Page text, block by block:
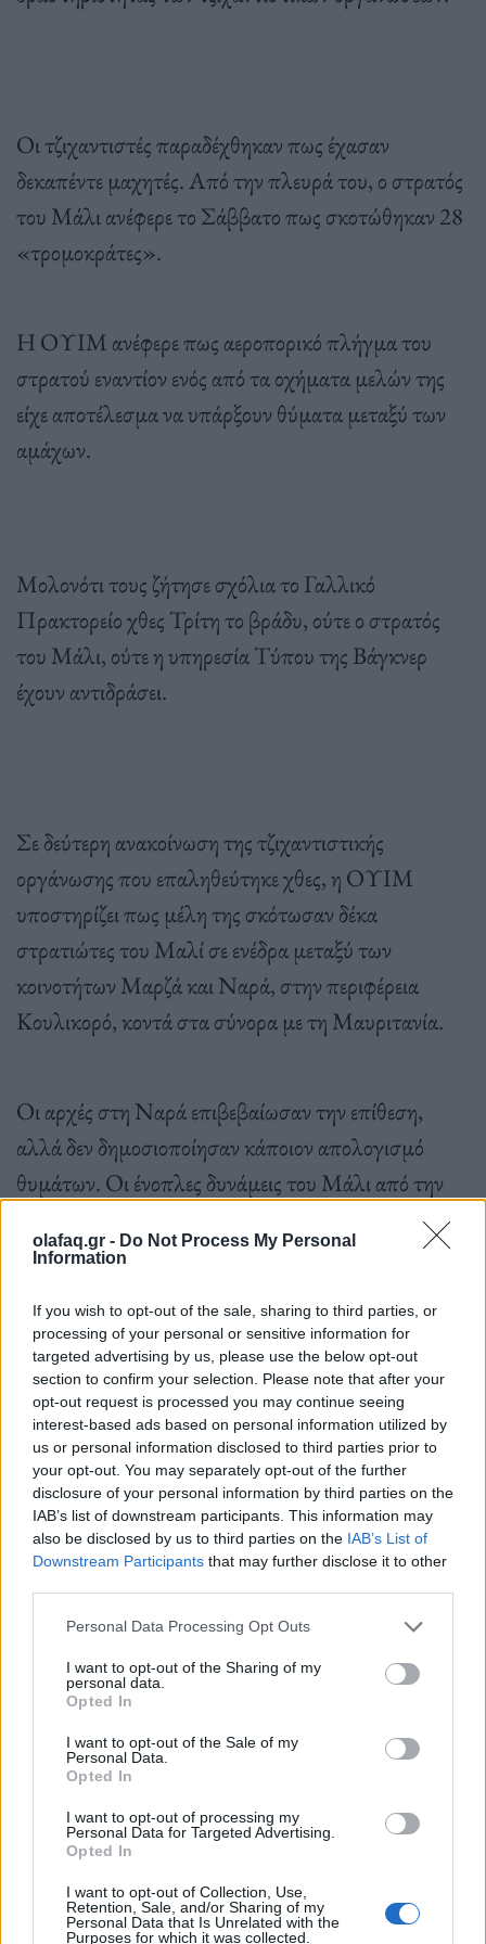
olafaq.gr - Do Not Process My Personal
Information
If you wish to opt-out of the sale, sharing to third parties, or
processing of your personal or sensitive information for
targeted advertising by us, please use the below opt-out
section to confirm your selection. Please note that after your
opt-out request is processed you may continue seeing
interest-based ads based on personal information utilized by
us or personal information disclosed to third parties prior to
your opt-out. You may separately opt-out of the further
disclosure of your personal information by third parties on the
IAB’s list of downstream participants. This information may
also be disclosed by us to third parties on the IAB’s List of
Downstream Participants that may further disclose it to other
Personal Data Processing Opt Outs
I want to opt-out of the Sharing of my
personal data.
Opted In
I want to opt-out of the Sale of my
Personal Data.
Opted In
I want to opt-out of processing my
Personal Data for Targeted Advertising.
Opted In
I want to opt-out of Collection, Use,
Retention, Sale, and/or Sharing of my
Personal Data that Is Unrelated with the
Purposes for which it was collected.
Οι τζιχαντιστές παραδέχθηκαν πως έχασαν
δεκαπέντε μαχητές. Από την πλευρά του, ο στρατός
του Μάλι ανέφερε το Σάββατο πως σκοτώθηκαν 28
«τρομοκράτες».
Η ΟΥΙΜ ανέφερε πως αεροπορικό πλήγμα του
στρατού εναντίον ενός από τα οχήματα μελών της
είχε αποτέλεσμα να υπάρξουν θύματα μεταξύ των
αμάχων.
Μολονότι τους ζήτησε σχόλια το Γαλλικό
Πρακτορείο χθες Τρίτη το βράδυ, ούτε ο στρατός
του Μάλι, ούτε η υπηρεσία Τύπου της Βάγκνερ
έχουν αντιδράσει.
Σε δεύτερη ανακοίνωση της τζιχαντιστικής
οργάνωσης που επαληθεύτηκε χθες, η ΟΥΙΜ
υποστηρίζει πως μέλη της σκότωσαν δέκα
στρατιώτες του Μαλί σε ενέδρα μεταξύ των
κοινοτήτων Μαρζά και Ναρά, στην περιφέρεια
Κουλικορό, κοντά στα σύνορα με τη Μαυριτανία.
Οι αρχές στη Ναρά επιβεβαίωσαν την επίθεση,
αλλά δεν δημοσιοποίησαν κάποιον απολογισμό
θυμάτων. Οι ένοπλες δυνάμεις του Μάλι από την
«κρησφύγετο τρομοκρατών».
Την περασμένη εβδομάδα, αντιπροσωπεία
επισήμων έπεσε επίσης σε ενέδρα κοντά στη Ναρά.
Η επίθεση, την ευθύνη για την οποία ανέλαβε επίσης
η ΟΥΙΜ, στοίχισε τη ζωή σε κορυφαίο συνεργάτη
του συνταγματάρχη Ασιμί Γκοϊτά, επικεφαλής της
στρατιωτικής χούντας στο Μαλί, και σε άλλους
τρεις ανθρώπους.
Το Μάλι παραμένει βυθισμένο σε
πολυδιάστατη
, ασφαλείας, πολιτικής, οικονομικής και
ανθρωπιστικής. Τοπικός ξεσηκωμός στον βορρά το
ανταρτοπόλεμο τζιχαντιστών. Οργανώσεις που
Κράτος, όπως και παραστρατιωτικές ομάδες και